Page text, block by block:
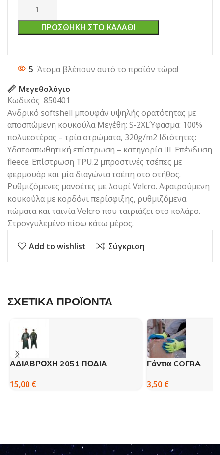
ΠΡΟΣΘΉΚΗ ΣΤΟ ΚΑΛΆΘΙ
5 Άτομα βλέπουν αυτό το προϊόν τώρα!
Μεγεθολόγιο
Κωδικός 850401
Ανδρικό softshell μπουφάν υψηλής ορατότητας με
αποσπώμενη κουκούλα Μεγέθη: S-2XLΎφασμα: 100%
πολυεστέρας – τρία στρώματα, 320g/m2 Ιδιότητες:
Υδατοαπωθητική επίστρωση – κατηγορία III. Eπένδυση
fleece. Επίστρωση TPU.2 μπροστινές τσέπες με
φερμουάρ και μία διαγώνια τσέπη στο στήθος.
Ρυθμιζόμενες μανσέτες με λουρί Velcro. Αφαιρούμενη
κουκούλα με κορδόνι περίσφιξης, ρυθμιζόμενα
πώματα και ταινία Velcro που ταιριάζει στο κολάρο.
Στρογγυλεμένο πίσω κάτω μέρος.
Add to wishlist Σύγκριση
ΣΧΕΤΙΚΑ ΠΡΟΪΟΝΤΑ
ΑΔΙΑΒΡΟΧΗ 2051 ΠΟΔΙΑ
15,00 €
Γάντια COFRA
3,50 €